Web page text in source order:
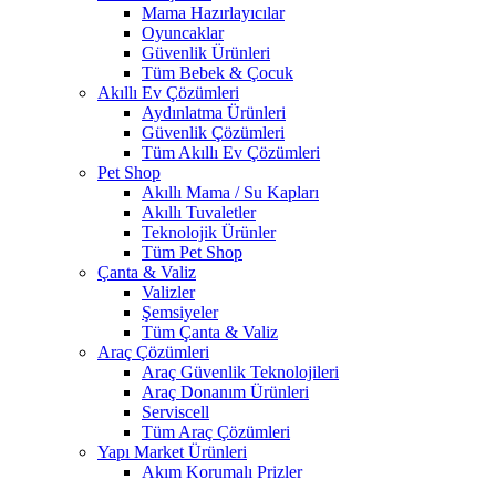
Mama Hazırlayıcılar
Oyuncaklar
Güvenlik Ürünleri
Tüm Bebek & Çocuk
Akıllı Ev Çözümleri
Aydınlatma Ürünleri
Güvenlik Çözümleri
Tüm Akıllı Ev Çözümleri
Pet Shop
Akıllı Mama / Su Kapları
Akıllı Tuvaletler
Teknolojik Ürünler
Tüm Pet Shop
Çanta & Valiz
Valizler
Şemsiyeler
Tüm Çanta & Valiz
Araç Çözümleri
Araç Güvenlik Teknolojileri
Araç Donanım Ürünleri
Serviscell
Tüm Araç Çözümleri
Yapı Market Ürünleri
Akım Korumalı Prizler